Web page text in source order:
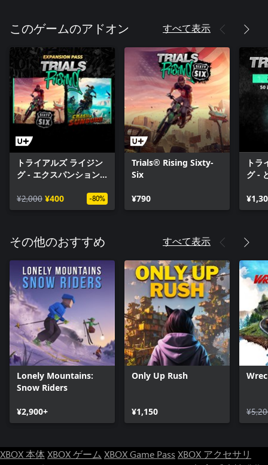
このゲームのアドオン すべて表示
トライアルズ ライジン
グ - エクスパンション
¥2,000 ¥400 -80%
Trials® Rising Sixty-
Six
¥790
トラ
グ -
その他のおすすめ すべて表示
Lonely Mountains:
Snow Riders
¥2,900+
Only Up Rush
¥1,150
XBOX 本体XBOX ゲーム XBOX Game Pass XBOX アクセサリ